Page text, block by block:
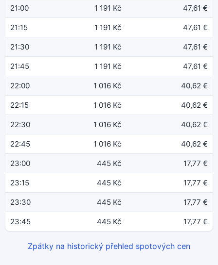
21:00 1 191 Kč 47,61 €
21:15 1 191 Kč 47,61 €
21:30 1 191 Kč 47,61 €
21:45 1 191 Kč 47,61 €
22:00 1 016 Kč 40,62 €
22:15 1 016 Kč 40,62 €
22:30 1 016 Kč 40,62 €
22:45 1 016 Kč 40,62 €
23:00 445 Kč 17,77 €
23:15 445 Kč 17,77 €
23:30 445 Kč 17,77 €
23:45 445 Kč 17,77 €
Zpátky na historický přehled spotových cen